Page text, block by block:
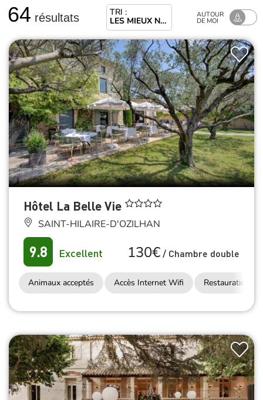
64 résultats TRI :
LES MIEUX NOTÉS
AUTOUR
DE MOI
Hôtel La Belle Vie
SAINT-HILAIRE-D'OZILHAN
9.8 Excellent 130€/ Chambre double
Animaux acceptés Accès Internet Wifi Restauration